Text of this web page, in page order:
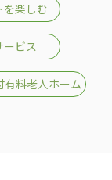
楽しむ
ービス
有料老人ホーム